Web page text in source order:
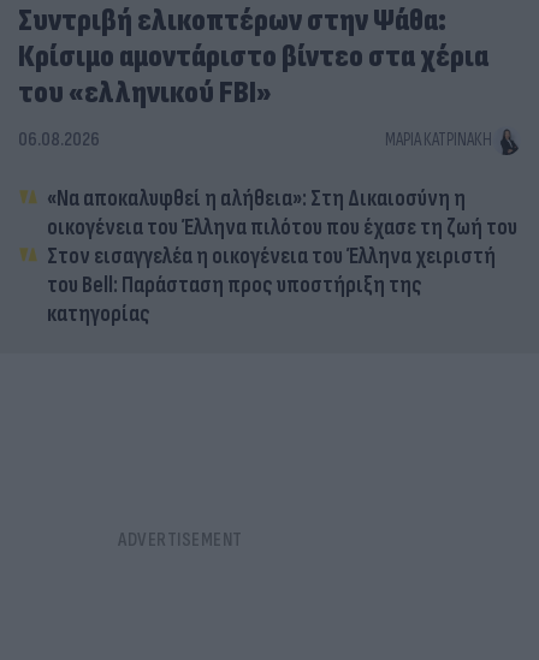
Συντριβή ελικοπτέρων στην Ψάθα:
Κρίσιμο αμοντάριστο βίντεο στα χέρια
του «ελληνικού FBI»
06.08.2026 ΜΑΡΊΑ ΚΑΤΡΙΝΆΚΗ
«Να αποκαλυφθεί η αλήθεια»: Στη Δικαιοσύνη η
οικογένεια του Έλληνα πιλότου που έχασε τη ζωή του
Στον εισαγγελέα η οικογένεια του Έλληνα χειριστή
του Bell: Παράσταση προς υποστήριξη της
κατηγορίας